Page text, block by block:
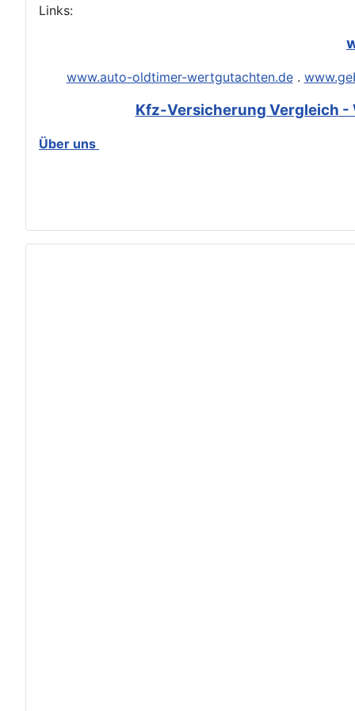
Links:
www.auto-oldtimer-wertgutachten.de.
Kfz-Versicherung Vergleich -
Über uns